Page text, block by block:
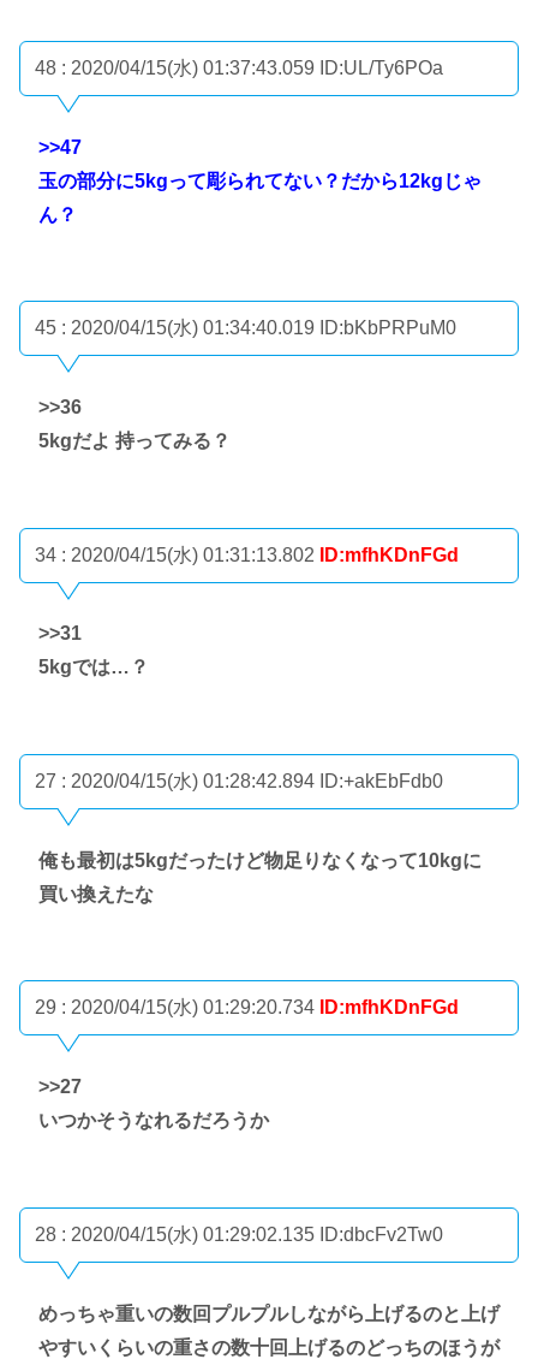
48 : 2020/04/15(水) 01:37:43.059 ID:UL/Ty6POa
>>47
玉の部分に5kgって彫られてない？だから12kgじゃ
ん？
45 : 2020/04/15(水) 01:34:40.019 ID:bKbPRPuM0
>>36
5kgだよ 持ってみる？
34 : 2020/04/15(水) 01:31:13.802 ID:mfhKDnFGd
>>31
5kgでは…？
27 : 2020/04/15(水) 01:28:42.894 ID:+akEbFdb0
俺も最初は5kgだったけど物足りなくなって10kgに
買い換えたな
29 : 2020/04/15(水) 01:29:20.734 ID:mfhKDnFGd
>>27
いつかそうなれるだろうか
28 : 2020/04/15(水) 01:29:02.135 ID:dbcFv2Tw0
めっちゃ重いの数回プルプルしながら上げるのと上げ
やすいくらいの重さの数十回上げるのどっちのほうが